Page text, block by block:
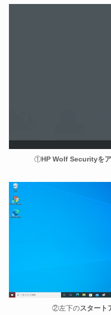
①HP Wolf Securityを
②左下のスタート